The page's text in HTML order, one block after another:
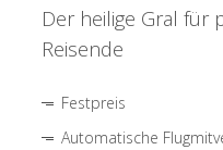
Der heilige Gral für
Reisende
Festpreis
Automatische